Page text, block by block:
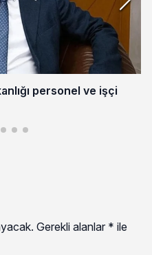
personel ve işçi
Gerekli alanlar * ile